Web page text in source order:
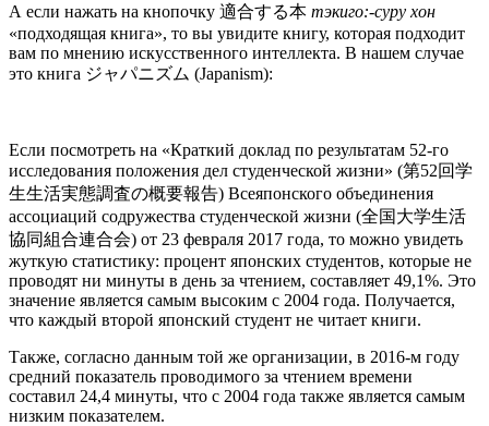
А если нажать на кнопочку 適合する本 тэкиго:-суру хон
«подходящая книга», то вы увидите книгу, которая подходит
вам по мнению искусственного интеллекта. В нашем случае
это книга ジャパニズム (Japanism):
Если посмотреть на «Краткий доклад по результатам 52-го
исследования положения дел студенческой жизни» (第52回学
生生活実態調査の概要報告) Всеяпонского объединения
ассоциаций содружества студенческой жизни (全国大学生活
協同組合連合会) от 23 февраля 2017 года, то можно увидеть
жуткую статистику: процент японских студентов, которые не
проводят ни минуты в день за чтением, составляет 49,1%. Это
значение является самым высоким с 2004 года. Получается,
что каждый второй японский студент не читает книги.
Также, согласно данным той же организации, в 2016-м году
средний показатель проводимого за чтением времени
составил 24,4 минуты, что с 2004 года также является самым
низким показателем.